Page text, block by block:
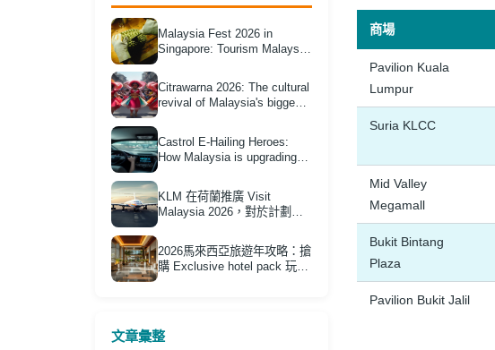
Malaysia Fest 2026 in
Singapore: Tourism Malaysia
Unveils Durian Packages
'Klang Valley Edition'
Citrawarna 2026: The cultural
revival of Malaysia's biggest
street festival
Castrol E-Hailing Heroes:
How Malaysia is upgrading
its tourism transport
infrastructure
KLM 在荷蘭推廣 Visit
Malaysia 2026，對於計劃經
歐洲轉機前往馬來西亞的香港
旅客有何實際意義？
2026馬來西亞旅遊年攻略：搶
購 Exclusive hotel pack 玩轉
Citrawarna 美食節省錢指南
文章彙整
商場
Pavilion Kuala
Lumpur
Suria KLCC
Mid Valley
Megamall
Bukit Bintang
Plaza
Pavilion Bukit Jalil